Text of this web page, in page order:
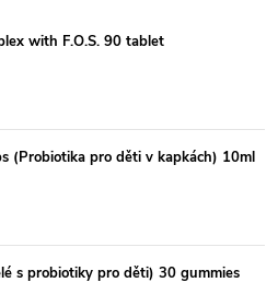
with F.O.S. 90 tablet
(Probiotika pro děti v kapkách) 10ml
s probiotiky pro děti) 30 gummies